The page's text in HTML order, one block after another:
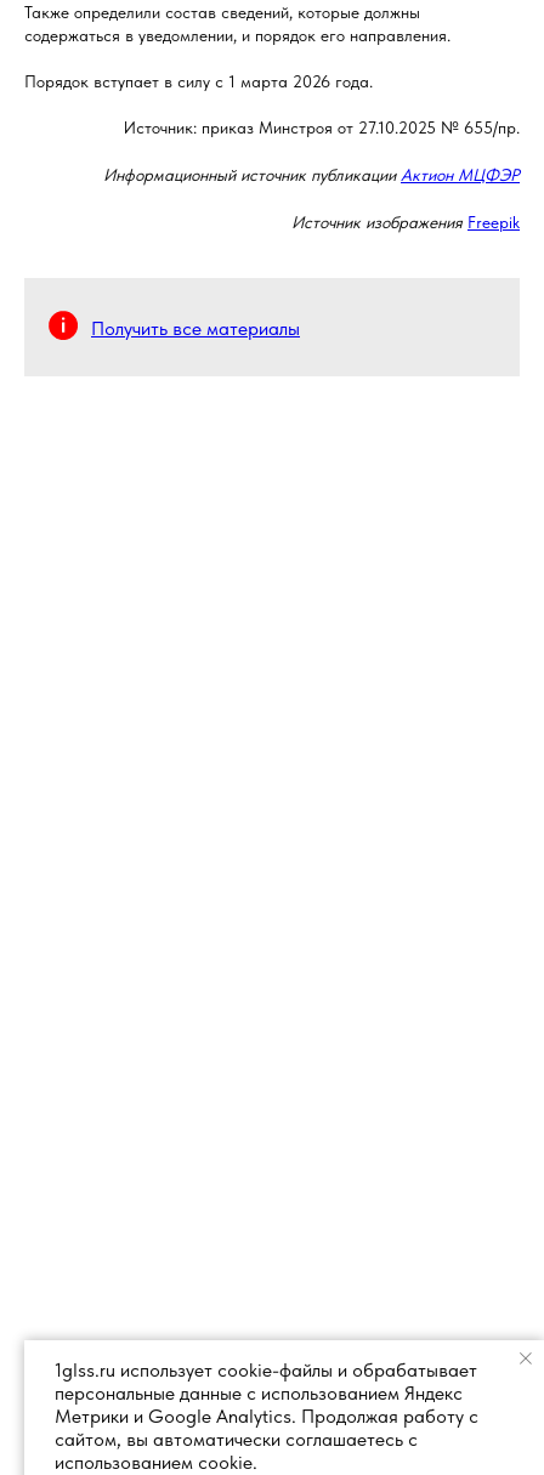
Также определили состав сведений, которые должны
содержаться в уведомлении, и порядок его направления.
Порядок вступает в силу с 1 марта 2026 года.
Источник: приказ Минстроя от 27.10.2025 № 655/пр.
Информационный источник публикации Актион МЦФЭР
Источник изображения Freepik
Получить все материалы
1glss.ru использует cookie-файлы и обрабатывает
персональные данные с использованием Яндекс
Метрики и Google Analytics. Продолжая работу с
сайтом, вы автоматически соглашаетесь с
использованием cookie.